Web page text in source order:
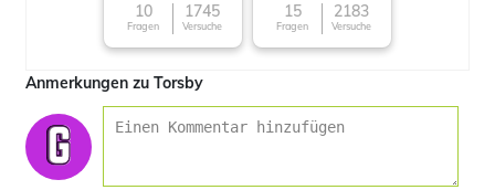
10
Fragen
1745
Versuche
15
Fragen
2183
Versuche
Anmerkungen zu Torsby